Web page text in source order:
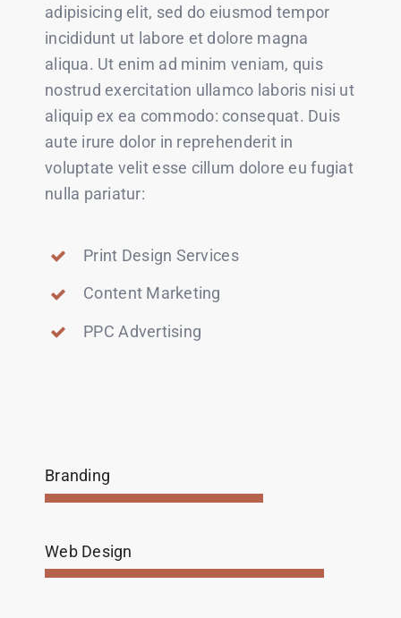
adipisicing elit, sed do eiusmod tempor
incididunt ut labore et dolore magna
aliqua. Ut enim ad minim veniam, quis
nostrud exercitation ullamco laboris nisi ut
aliquip ex ea commodo: consequat. Duis
aute irure dolor in reprehenderit in
voluptate velit esse cillum dolore eu fugiat
nulla pariatur:
Print Design Services
Content Marketing
PPC Advertising
Branding
Web Design